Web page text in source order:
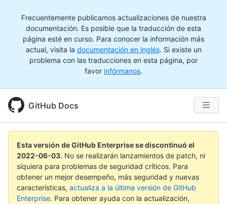
Frecuentemente publicamos actualizaciones de nuestra
documentación. Es posible que la traducción de esta
página esté en curso. Para conocer la información más
actual, visita la documentación en inglés. Si existe un
problema con las traducciones en esta página, por
favor infórmanos.
GitHub Docs
Esta versión de GitHub Enterprise se discontinuó el
2022-06-03. No se realizarán lanzamientos de patch, ni
siquiera para problemas de seguridad críticos. Para
obtener un mejor desempeño, más seguridad y nuevas
características, actualiza a la última versión de GitHub
Enterprise. Para obtener ayuda con la actualización,